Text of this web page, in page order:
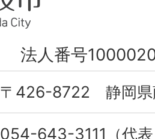
法人番号
〒426-8722 静岡県
054-643-3111（代